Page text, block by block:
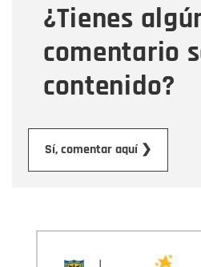
¿Tienes
comentario
contenido?
Sí, comentar aquí ❯
Mensaje